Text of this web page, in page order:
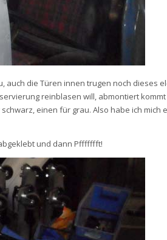
die Türen innen trugen noch dieses
reinblasen will, abmontiert
einen für grau. Also habe ich mich
und dann Pffffffft!